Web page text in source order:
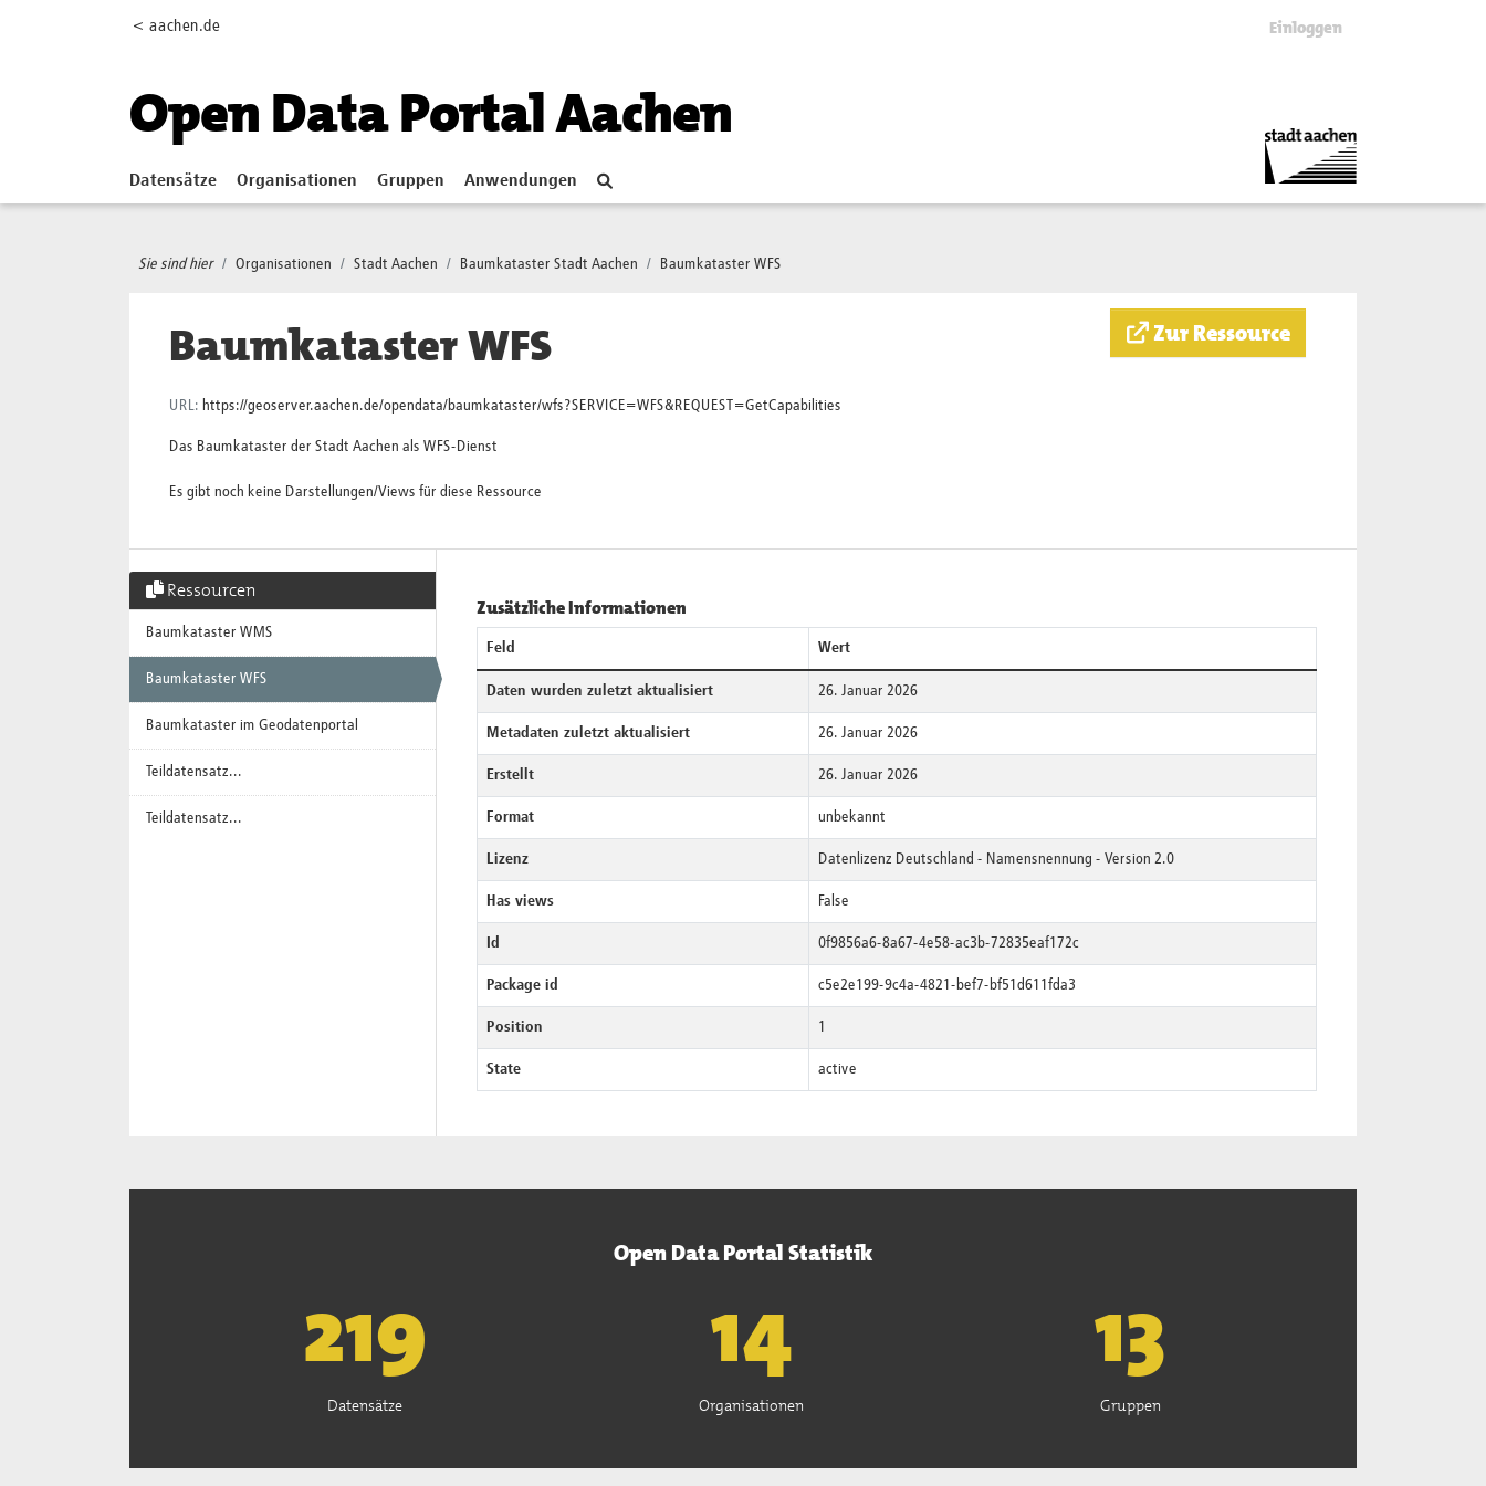
< aachen.de Einloggen
Open Data Portal Aachen
Datensätze Organisationen Gruppen Anwendungen
Sie sind hier Organisationen Stadt Aachen Baumkataster Stadt Aachen Baumkataster WFS
Zur Ressource
Baumkataster WFS
URL: https://geoserver.aachen.de/opendata/baumkataster/wfs?SERVICE=WFS&REQUEST=GetCapabilities
Das Baumkataster der Stadt Aachen als WFS-Dienst
Es gibt noch keine Darstellungen/Views für diese Ressource
Ressourcen
Baumkataster WMS
Baumkataster WFS
Baumkataster im Geodatenportal
Teildatensatz...
Teildatensatz...
Zusätzliche Informationen
Feld Wert
Daten wurden zuletzt aktualisiert 26. Januar 2026
Metadaten zuletzt aktualisiert 26. Januar 2026
Erstellt 26. Januar 2026
Format unbekannt
Lizenz Datenlizenz Deutschland - Namensnennung - Version 2.0
Has views False
Id 0f9856a6-8a67-4e58-ac3b-72835eaf172c
Package id c5e2e199-9c4a-4821-bef7-bf51d611fda3
Position 1
State active
Open Data Portal Statistik
222
Datensätze
15
Organisationen
13
Gruppen